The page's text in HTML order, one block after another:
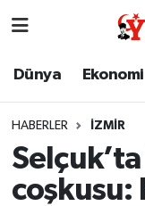
Dünya Ekonomi
HABERLER İZMIR
Selçuk’ta
coşkusu:
Dünya
Gündem
İzmir
İzmir